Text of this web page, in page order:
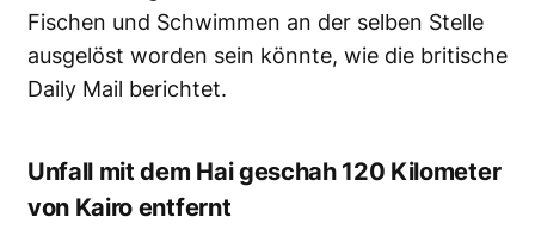
Fischen und Schwimmen an der selben Stelle
ausgelöst worden sein könnte, wie die britische
Daily Mail berichtet.
Unfall mit dem Hai geschah 120 Kilometer
von Kairo entfernt